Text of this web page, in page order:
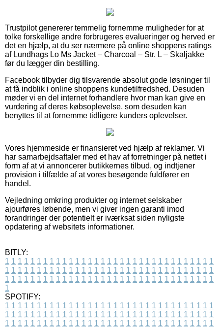
Trustpilot genererer temmelig fornemme muligheder for at
tolke forskellige andre forbrugeres evalueringer og herved er
det en hjælp, at du ser nærmere på online shoppens ratings
af Lundhags Lo Ms Jacket – Charcoal – Str. L – Skaljakke
før du lægger din bestilling.
Facebook tilbyder dig tilsvarende absolut gode løsninger til
at få indblik i online shoppens kundetilfredshed. Desuden
møder vi en del internet forhandlere hvor man kan give en
vurdering af deres købsoplevelse, som desuden kan
benyttes til at fornemme tidligere kunders oplevelser.
Vores hjemmeside er finansieret ved hjælp af reklamer. Vi
har samarbejdsaftaler med et hav af forretninger på nettet i
form af at vi annoncerer butikkernes tilbud, og indtjener
provision i tilfælde af at vores besøgende fuldfører en
handel.
Vejledning omkring produkter og internet selskaber
ajourføres løbende, men vi giver ingen garanti imod
forandringer der potentielt er iværksat siden nyligste
opdatering af websitets informationer.
BITLY:
1 1 1 1 1 1 1 1 1 1 1 1 1 1 1 1 1 1 1 1 1 1 1 1 1 1 1 1 1 1 1 1 1
1 1 1 1 1 1 1 1 1 1 1 1 1 1 1 1 1 1 1 1 1 1 1 1 1 1 1 1 1 1 1 1 1
1 1 1 1 1 1 1 1 1 1 1 1 1 1 1 1 1 1 1 1 1 1 1 1 1 1 1 1 1 1 1 1 1
1
SPOTIFY:
1 1 1 1 1 1 1 1 1 1 1 1 1 1 1 1 1 1 1 1 1 1 1 1 1 1 1 1 1 1 1 1 1
1 1 1 1 1 1 1 1 1 1 1 1 1 1 1 1 1 1 1 1 1 1 1 1 1 1 1 1 1 1 1 1 1
1 1 1 1 1 1 1 1 1 1 1 1 1 1 1 1 1 1 1 1 1 1 1 1 1 1 1 1 1 1 1 1 1